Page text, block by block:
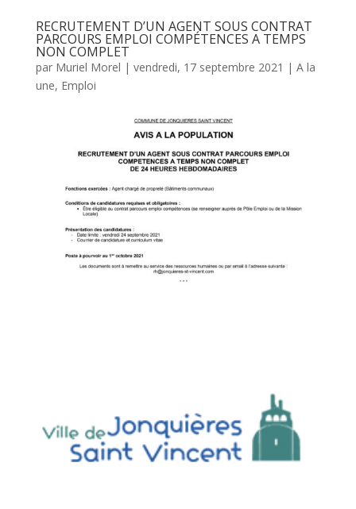
RECRUTEMENT D’UN AGENT SOUS CONTRAT
PARCOURS EMPLOI COMPÉTENCES A TEMPS
NON COMPLET
par Muriel Morel | vendredi, 17 septembre 2021 | A la
une, Emploi